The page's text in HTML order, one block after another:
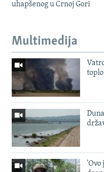
uhapšenog u Crnoj Gori
Multimedija
'Ovo